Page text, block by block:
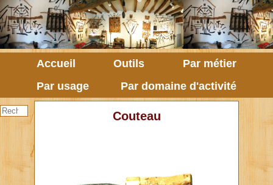
Accueil Outils
Par métier
Par usage
Par domaine d'activité
Couteau